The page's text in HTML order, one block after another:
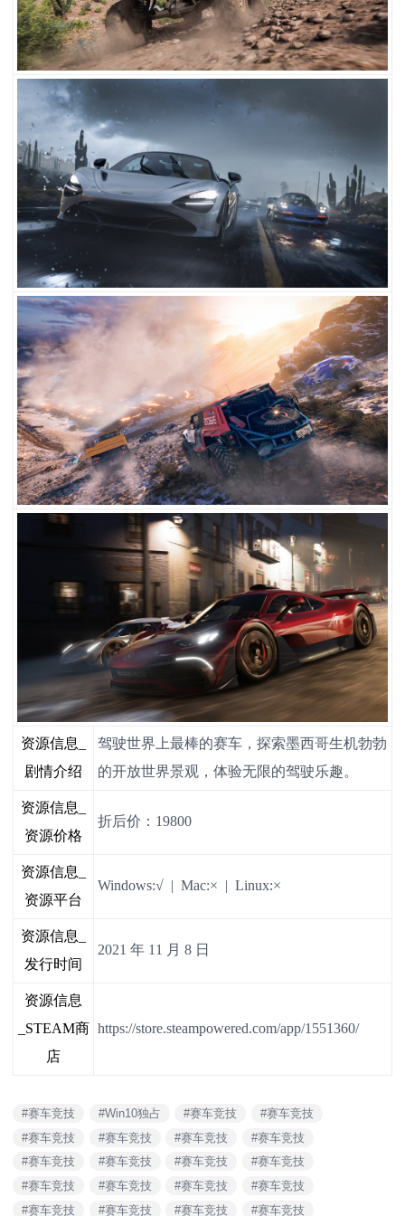
资源信息_
剧情介绍
驾驶世界上最棒的赛车，探索墨西哥生机勃勃
的开放世界景观，体验无限的驾驶乐趣。
资源信息_
资源价格
折后价：19800
资源信息_
资源平台
Windows:√ | Mac:× | Linux:×
资源信息_
发行时间
2021 年 11 月 8 日
资源信息
_STEAM商
店
https://store.steampowered.com/app/1551360/
#赛车竞技 #Win10独占 #赛车竞技
#赛车竞技
#赛车竞技
#赛车竞技 #赛车竞技
#赛车竞技
#赛车竞技
#赛车竞技 #赛车竞技
#赛车竞技
#赛车竞技
#赛车竞技 #赛车竞技
#赛车竞技
#赛车竞技
#赛车竞技 #赛车竞技 #赛车竞技